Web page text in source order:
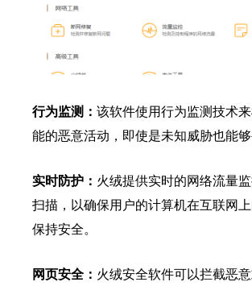
行为监测： 该软件使用行为监测技术
能的恶意活动，即使是未知威胁也能够
实时防护： 火绒提供实时的网络流量
扫描，以确保用户的计算机在互联网
保持安全。
网页安全： 火绒安全软件可以拦截恶